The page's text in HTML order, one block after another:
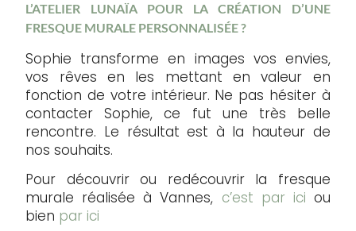
L’ATELIER LUNAÏA POUR LA CRÉATION D’UNE
FRESQUE MURALE PERSONNALISÉE ?
Sophie transforme en images vos envies,
vos rêves en les mettant en valeur en
fonction de votre intérieur. Ne pas hésiter à
contacter Sophie, ce fut une très belle
rencontre. Le résultat est à la hauteur de
nos souhaits.
Pour découvrir ou redécouvrir la fresque
murale réalisée à Vannes, c’est par ici ou
bien par ici